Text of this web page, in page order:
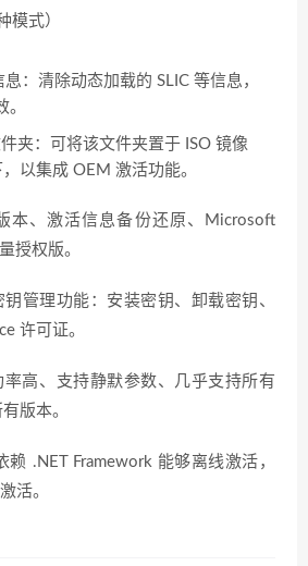
模式）
：清除动态加载的 SLIC 等信息，
夹：可将该文件夹置于 ISO 镜像
以集成 OEM 激活功能。
本、激活信息备份还原、Microsoft
授权版。
管理功能：安装密钥、卸载密钥、
许可证。
高、支持静默参数、几乎支持所有
版本。
.NET Framework 能够离线激活，
活。